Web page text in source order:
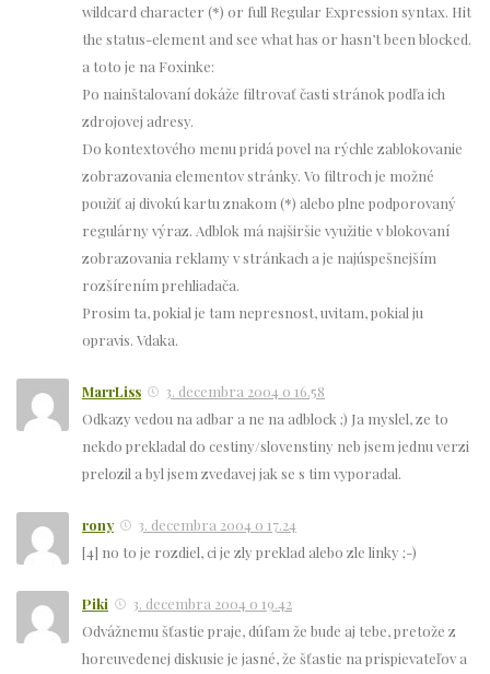
wildcard character (*) or full Regular Expression syntax. Hit
the status-element and see what has or hasn’t been blocked.
a toto je na Foxinke:
Po nainštalovaní dokáže filtrovať časti stránok podľa ich
zdrojovej adresy.
Do kontextového menu pridá povel na rýchle zablokovanie
zobrazovania elementov stránky. Vo filtroch je možné
použiť aj divokú kartu znakom (*) alebo plne podporovaný
regulárny výraz. Adblok má najširšie využitie v blokovaní
zobrazovania reklamy v stránkach a je najúspešnejším
rozšírením prehliadača.
Prosim ta, pokial je tam nepresnost, uvitam, pokial ju
opravis. Vdaka.
MarrLiss
3. decembra 2004 o 16.58
Odkazy vedou na adbar a ne na adblock ;) Ja myslel, ze to
nekdo prekladal do cestiny/slovenstiny neb jsem jednu verzi
prelozil a byl jsem zvedavej jak se s tim vyporadal.
rony
3. decembra 2004 o 17.24
[4] no to je rozdiel, ci je zly preklad alebo zle linky ;-)
Piki
3. decembra 2004 o 19.42
Odvážnemu šťastie praje, dúfam že bude aj tebe, pretože z
horeuvedenej diskusie je jasné, že šťastie na prispievateľov a